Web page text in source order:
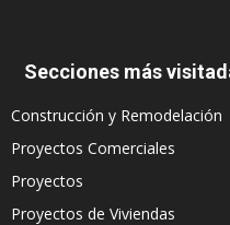
Secciones más
Construcción y Remodelación
Proyectos Comerciales
Proyectos
Proyectos de Viviendas